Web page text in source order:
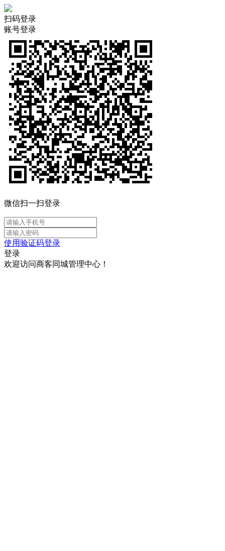
扫码登录
账号登录
微信扫一扫登录
使用验证码登录
登录
欢迎访问商客同城管理中心！